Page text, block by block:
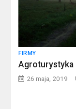
FIRMY
Agroturystyka
26 maja, 2019